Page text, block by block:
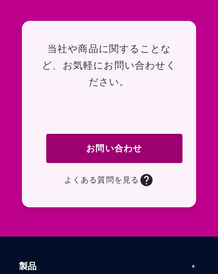
お問い合わせ
当社や商品に関することな
ど、お気軽にお問い合わせく
ださい。
お問い合わせ
よくある質問を見る
製品